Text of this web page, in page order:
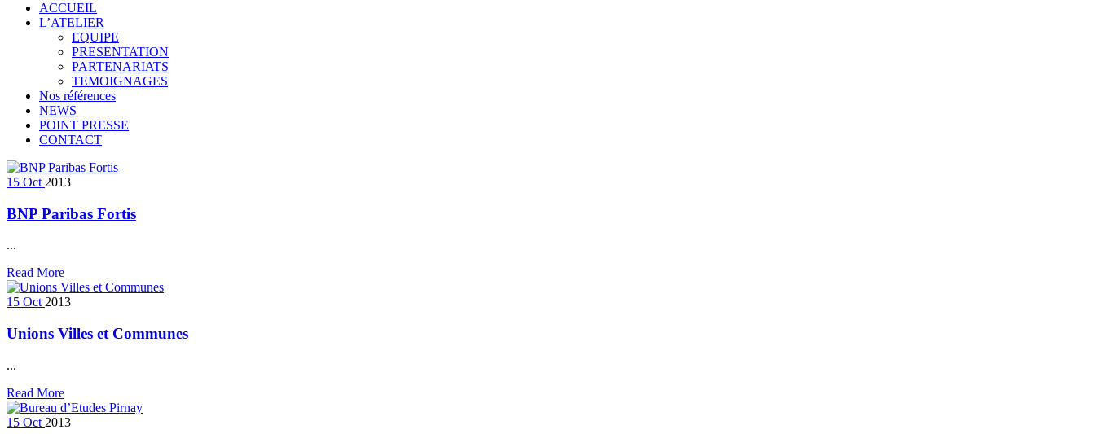
ACCUEIL
L’ATELIER
EQUIPE
PRESENTATION
PARTENARIATS
TEMOIGNAGES
Nos références
NEWS
POINT PRESSE
CONTACT
15 Oct 2013
BNP Paribas Fortis
...
Read More
15 Oct 2013
Unions Villes et Communes
...
Read More
15 Oct 2013